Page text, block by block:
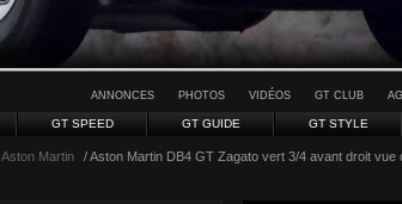
ANNONCES PHOTOS VIDÉOS GT CLUB
GT SPEED GT GUIDE GT STYLE
Aston Martin / Aston Martin DB4 GT Zagato vert 3/4 avant droit vue